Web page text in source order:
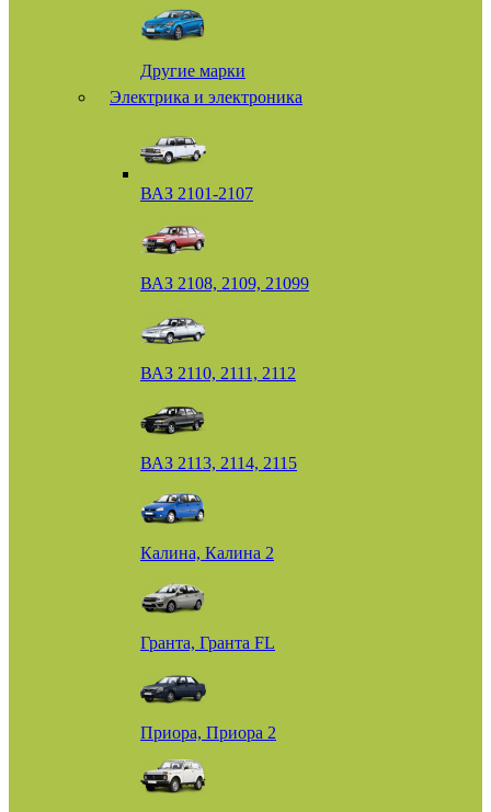
Другие марки
Электрика и электроника
ВАЗ 2101-2107
ВАЗ 2108, 2109, 21099
ВАЗ 2110, 2111, 2112
ВАЗ 2113, 2114, 2115
Калина, Калина 2
Гранта, Гранта FL
Приора, Приора 2